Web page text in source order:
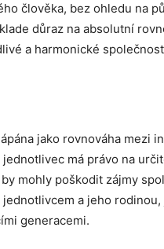
člověka, bez ohledu na
důraz na absolutní
a harmonické
jako rovnováha mezi
jednotlivec má právo na
mohly poškodit zájmy
a jeho
generacemi.